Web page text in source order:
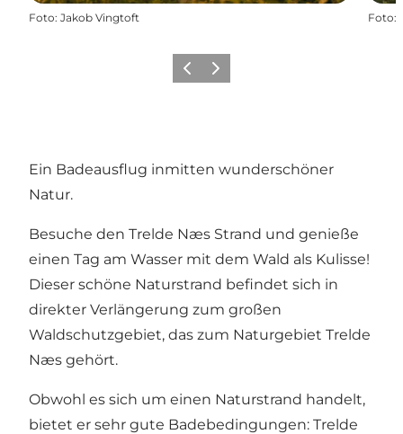
Foto: Jakob Vingtoft Foto:
ZurückWeiter
Ein Badeausflug inmitten wunderschöner
Natur.
Besuche den Trelde Næs Strand und genieße
einen Tag am Wasser mit dem Wald als Kulisse!
Dieser schöne Naturstrand befindet sich in
direkter Verlängerung zum großen
Waldschutzgebiet, das zum Naturgebiet Trelde
Næs gehört.
Obwohl es sich um einen Naturstrand handelt,
bietet er sehr gute Badebedingungen: Trelde